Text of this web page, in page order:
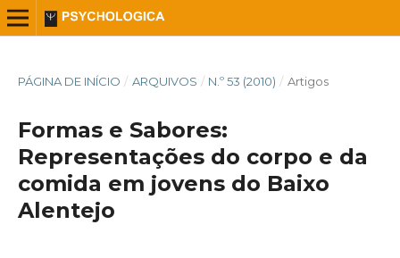
PÁGINA DE INÍCIO / ARQUIVOS / N.º 53 (2010) / Artigos
Formas e Sabores:
Representações do corpo e da
comida em jovens do Baixo
Alentejo